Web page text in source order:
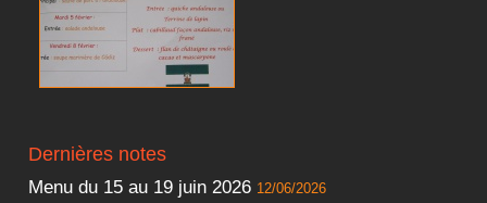
Dernières notes
Menu du 15 au 19 juin 2026 12/06/2026